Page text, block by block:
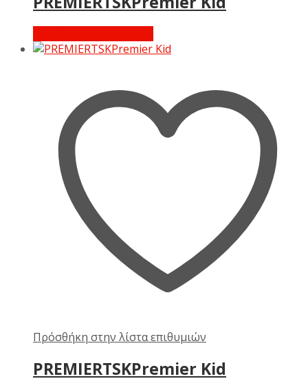
Πρόσθήκη στην λίστα επιθυμιών
PREMIERTSKPremier Kid